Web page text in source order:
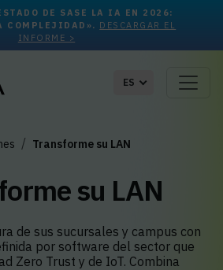
DE SASE LA IA EN 2026:
COMPLEJIDAD». DESCARGAR EL
INFORME >
ES
Transforme su LAN
su LAN
de sus sucursales y campus con
por software del sector que
Zero Trust y de IoT. Combina